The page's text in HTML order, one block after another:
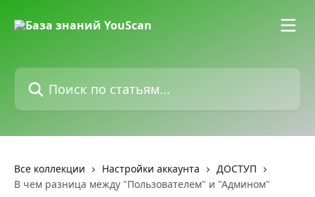
Поиск по статьям...
Все коллекции Настройки аккаунта
ДОСТУП
В чем разница между "Пользователем" и "Админом"